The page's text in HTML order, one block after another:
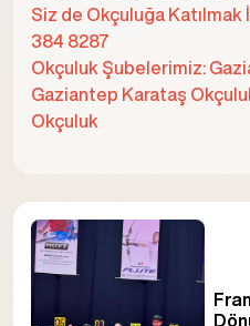
Siz de Okçuluğa Katılmak
384 8287
Okçuluk Şubelerimiz:
Gaziantep Karataş
Okçuluk